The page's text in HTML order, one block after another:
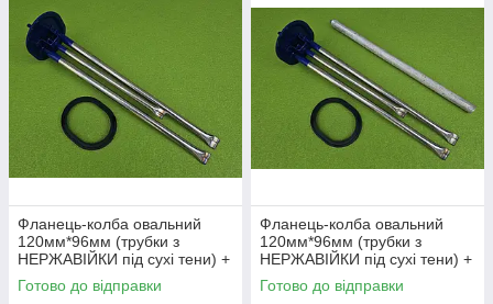
Фланець-колба овальний
120мм*96мм (трубки з
НЕРЖАВІЙКИ під сухі тени) +
ПРОКЛАДКА в бойлер
"ELDOM"
Готово до відправки
Фланець-колба овальний
120мм*96мм (трубки з
НЕРЖАВІЙКИ під сухі тени) +
АНОД М6, ПРОКЛАДКА в
бойлер "ELDOM"
Готово до відправки